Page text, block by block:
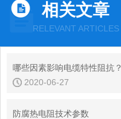
相关文章
RELEVANT ARTICLES
哪些因素影响电缆特性阻抗？
2020-06-27
防腐热电阻技术参数